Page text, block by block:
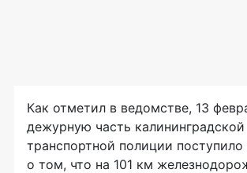
Как отметил в ведомстве, 13
дежурную часть калининградской
транспортной полиции
о том, что на 101 км